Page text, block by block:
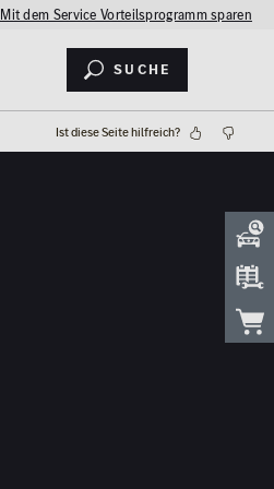
Mit dem Service Vorteilsprogramm sparen
Suche
Ist diese Seite hilfreich?